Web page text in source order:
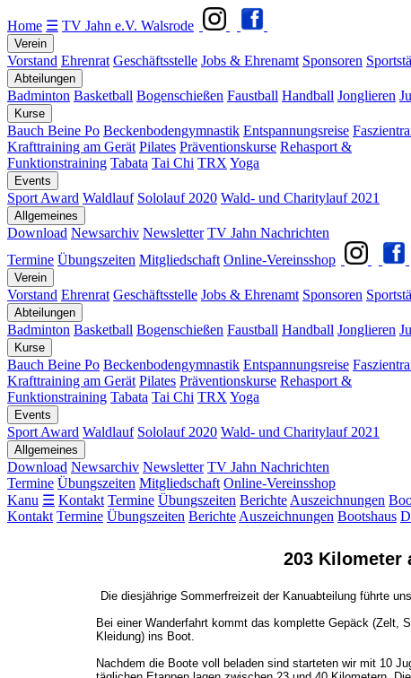
Home ☰ TV Jahn e.V. Walsrode
Verein
Vorstand Ehrenrat Geschäftsstelle Jobs & Ehrenamt Sponsoren
Abteilungen
Badminton Basketball Bogenschießen Faustball Handball Jonglieren
Kurse
Bauch Beine Po Beckenbodengymnastik Entspannungsreise
Krafttraining am Gerät Pilates Präventionskurse Rehasport &
Funktionstraining Tabata Tai Chi TRX Yoga
Events
Sport Award Waldlauf Sololauf 2020 Wald- und Charitylauf 2021
Allgemeines
Download Newsarchiv Newsletter TV Jahn Nachrichten
Termine Übungszeiten Mitgliedschaft Online-Vereinsshop
Verein
Vorstand Ehrenrat Geschäftsstelle Jobs & Ehrenamt Sponsoren
Abteilungen
Badminton Basketball Bogenschießen Faustball Handball Jonglieren
Kurse
Bauch Beine Po Beckenbodengymnastik Entspannungsreise
Krafttraining am Gerät Pilates Präventionskurse Rehasport &
Funktionstraining Tabata Tai Chi TRX Yoga
Events
Sport Award Waldlauf Sololauf 2020 Wald- und Charitylauf 2021
Allgemeines
Download Newsarchiv Newsletter TV Jahn Nachrichten
Termine Übungszeiten Mitgliedschaft Online-Vereinsshop
Kanu ☰ Kontakt Termine Übungszeiten Berichte Auszeichnungen
Kontakt Termine Übungszeiten Berichte Auszeichnungen Bootshaus